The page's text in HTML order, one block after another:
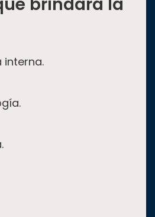
interna.